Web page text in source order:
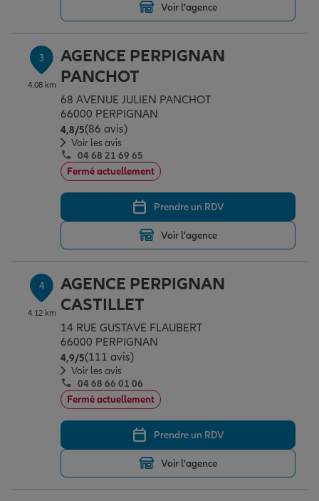
Garantie des accidents de la vie
Assurance scolaire
Protection juridique
Retraite
Tous nos devis d'assurance
Voir l'agence
3
4.08 km
AGENCE PERPIGNAN
PANCHOT
68 AVENUE JULIEN PANCHOT
66000 PERPIGNAN
4,8/5Note de 4.8 sur 5
(86 avis)
Voir les avis
04 68 21 69 65
Fermé actuellement
Prendre un RDV
Voir l'agence
4
4.12 km
AGENCE PERPIGNAN
CASTILLET
14 RUE GUSTAVE FLAUBERT
66000 PERPIGNAN
4,9/5Note de 4.9 sur 5
(111 avis)
Voir les avis
04 68 66 01 06
Fermé actuellement
Prendre un RDV
Voir l'agence